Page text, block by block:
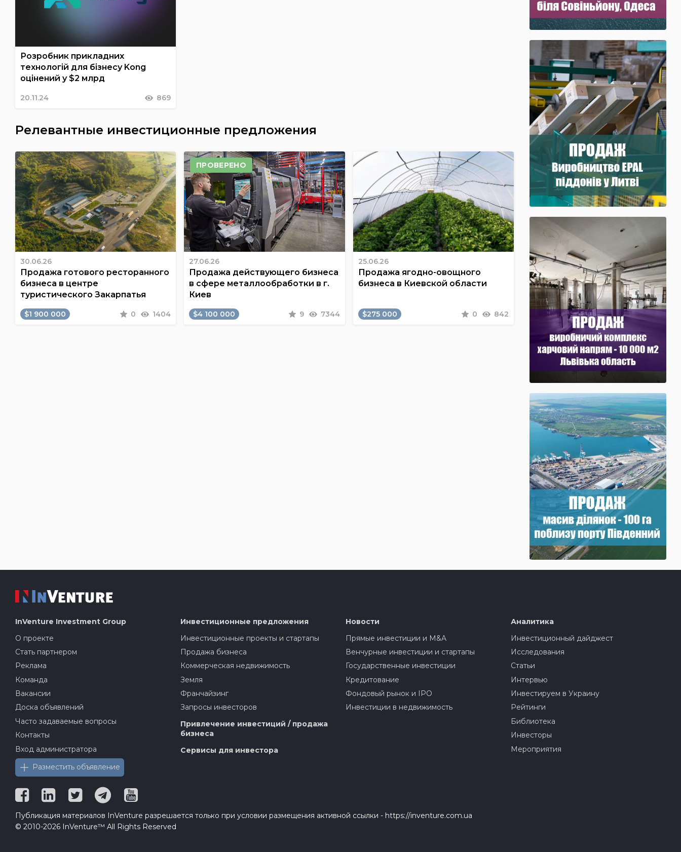
Розробник прикладних
технологій для бізнесу Kong
оцінений у $2 млрд
20.11.24 869
Релевантные инвестиционные предложения
30.06.26
Продажа готового ресторанного
бизнеса в центре
туристического Закарпатья
$1 900 000 0 1404
ПРОВЕРЕНО
27.06.26
Продажа действующего бизнеса
в сфере металлообработки в г.
Киев
$4 100 000 9 7344
25.06.26
Продажа ягодно-овощного
бизнеса в Киевской области
$275 000 0 842
InVenture Investment Group
О проекте
Стать партнером
Реклама
Команда
Вакансии
Доска объявлений
Часто задаваемые вопросы
Контакты
Вход администратора
Разместить объявление
Инвестиционные предложения
Инвестиционные проекты и стартапы
Продажа бизнеса
Коммерческая недвижимость
Земля
Франчайзинг
Запросы инвесторов
Привлечение инвестиций / продажа
бизнеса
Сервисы для инвестора
Новости
Прямые инвестиции и M&A
Венчурные инвестиции и стартапы
Государственные инвестиции
Кредитование
Фондовый рынок и IPO
Инвестиции в недвижимость
Аналитика
Инвестиционный дайджест
Исследования
Статьи
Интервью
Инвестируем в Украину
Рейтинги
Библиотека
Инвесторы
Мероприятия
Публикация материалов InVenture разрешается только при условии размещения активной ссылки - https://inventure.com.ua
© 2010-2026 InVenture™ All Rights Reserved